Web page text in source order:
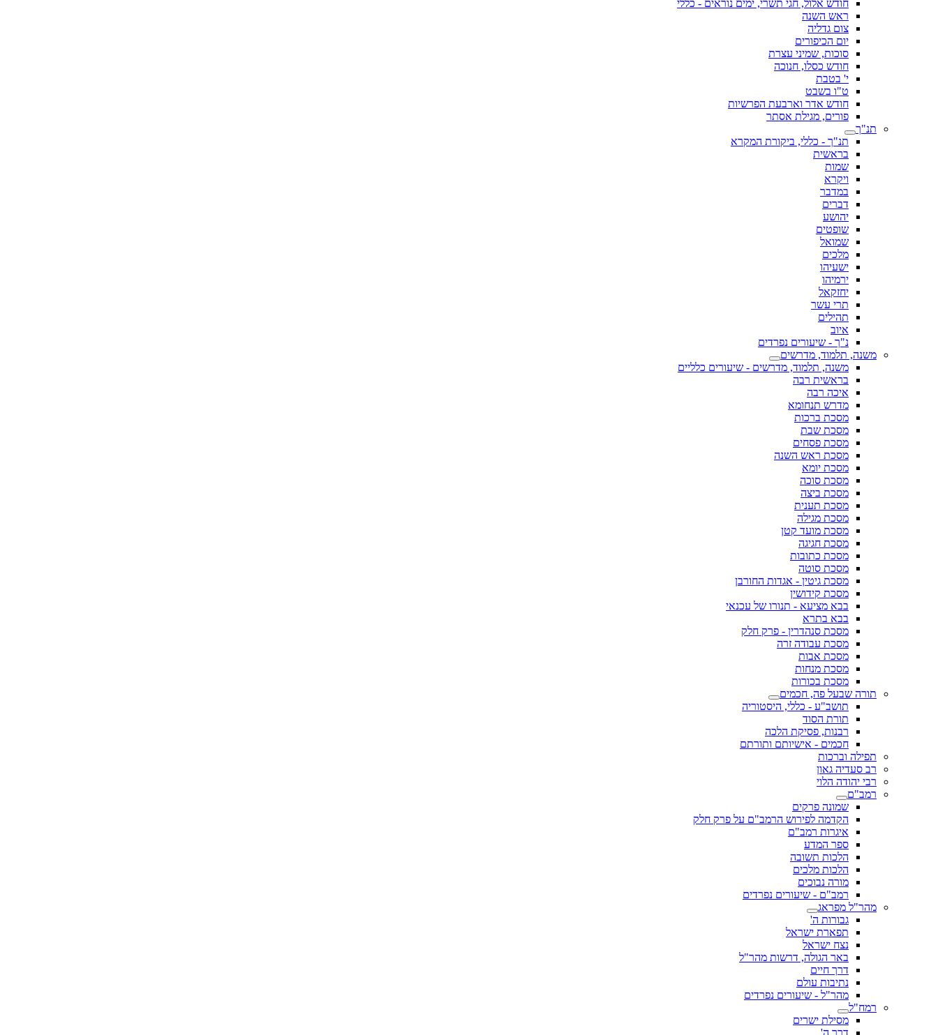
חודש אלול, חגי תשרי, ימים נוראים - כללי
ראש השנה
צום גדליה
יום הכיפורים
סוכות, שמיני עצרת
חודש כסלו, חנוכה
י' בטבת
ט"ו בשבט
חודש אדר וארבעת הפרשיות
פורים, מגילת אסתר
תנ"ך
תנ"ך - כללי, ביקורת המקרא
בראשית
שמות
ויקרא
במדבר
דברים
יהושע
שופטים
שמואל
מלכים
ישעיהו
ירמיהו
יחזקאל
תרי עשר
תהילים
איוב
נ"ך - שיעורים נפרדים
משנה, תלמוד, מדרשים
משנה, תלמוד, מדרשים - שיעורים כלליים
בראשית רבה
איכה רבה
מדרש תנחומא
מסכת ברכות
מסכת שבת
מסכת פסחים
מסכת ראש השנה
מסכת יומא
מסכת סוכה
מסכת ביצה
מסכת תענית
מסכת מגילה
מסכת מועד קטן
מסכת חגיגה
מסכת כתובות
מסכת סוטה
מסכת גיטין - אגדות החורבן
מסכת קידושין
בבא מציעא - תנורו של עכנאי
בבא בתרא
מסכת סנהדרין - פרק חלק
מסכת עבודה זרה
מסכת אבות
מסכת מנחות
מסכת בכורות
תורה שבעל פה, חכמים
תושב"ע - כללי, היסטוריה
תורת הסוד
רבנות, פסיקת הלכה
חכמים - אישיותם ותורתם
תפילה וברכות
רב סעדיה גאון
רבי יהודה הלוי
רמב"ם
שמונה פרקים
הקדמה לפירוש הרמב"ם על פרק חלק
איגרות רמב"ם
ספר המדע
הלכות תשובה
הלכות מלכים
מורה נבוכים
רמב"ם - שיעורים נפרדים
מהר"ל מפראג
גבורות ה'
תפארת ישראל
נצח ישראל
באר הגולה, דרשות מהר"ל
דרך חיים
נתיבות עולם
מהר"ל - שיעורים נפרדים
רמח"ל
מסילת ישרים
דרך ה'